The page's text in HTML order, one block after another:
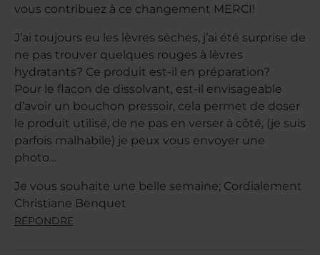
vous contribuez à ce changement MERCI!
J’ai toujours eu les lèvres sèches, j’ai été surprise de
ne pas trouver quelques rouges à lèvres
hydratants? Ce produit est-il en préparation?
Pour le flacon de dissolvant, est-il envisageable
d’avoir un bouchon pressoir, cela permet de doser
le produit utilisé, de ne pas en verser à côté, (je suis
parfois malhabile) je peux vous envoyer une
photo…
Je vous souhaite une belle semaine; Cordialement
Christiane Benquet
RÉPONDRE